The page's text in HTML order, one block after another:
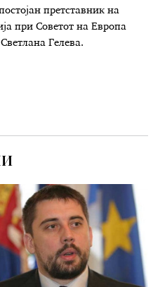
претставник на
при Советот на Европа
Гелева.